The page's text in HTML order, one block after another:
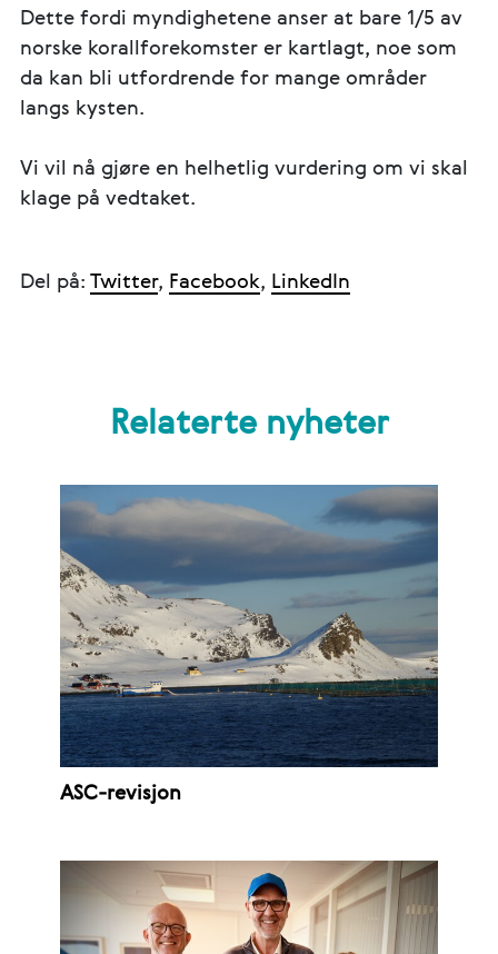
Dette fordi myndighetene anser at bare 1/5 av
norske korallforekomster er kartlagt, noe som
da kan bli utfordrende for mange områder
langs kysten.
Vi vil nå gjøre en helhetlig vurdering om vi skal
klage på vedtaket.
Del på: Twitter, Facebook, LinkedIn
Relaterte nyheter
ASC-revisjon